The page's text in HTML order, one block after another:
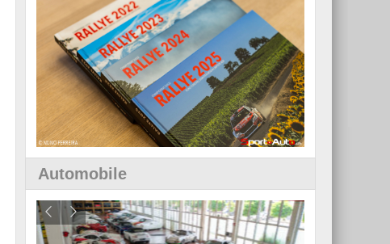
Automobile